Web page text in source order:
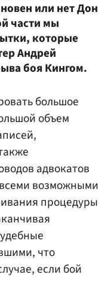
или нет Дон
части мы
которые
Андрей
боя Кингом.
большое
объем
адвокатов
возможными
процедуры
что
если бой